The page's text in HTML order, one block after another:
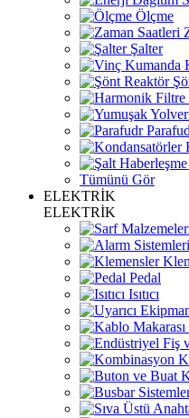
Ölçme
Şalter
Tümünü Gör
ELEKTRİK
ELEKTRİK
Pedal
Isıtıcı